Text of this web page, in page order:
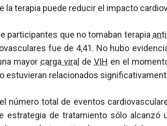
la terapia puede reducir el impacto
participantes que no tomaban terapia
fue de 4,41. No hubo
mayor carga viral de VIH en el
estuvieran relacionados
número total de eventos
estrategia de tratamiento sólo alcanzó